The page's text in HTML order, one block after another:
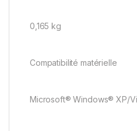
0,165 kg
Compatibilité matérielle
Microsoft® Windows® XP/